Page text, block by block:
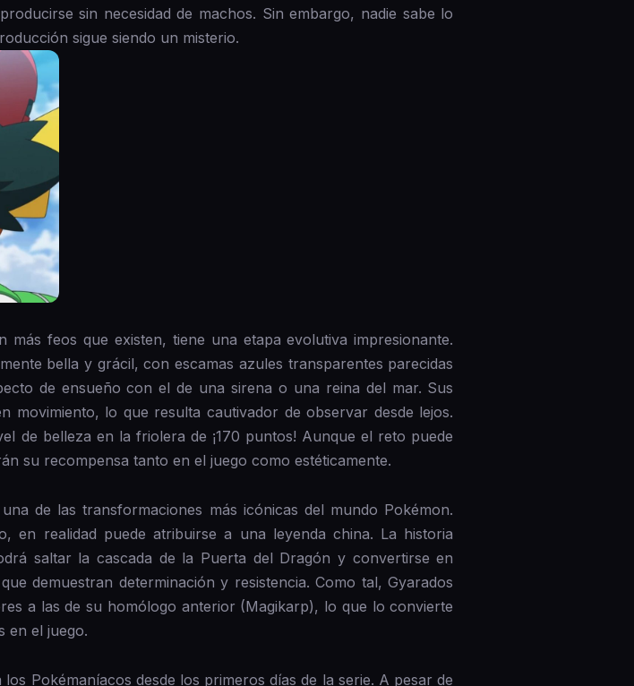
sin necesidad de machos. Sin embargo, nadie sabe lo
sigue siendo un misterio.
feos que existen, tiene una etapa evolutiva impresionante.
bella y grácil, con escamas azules transparentes parecidas
de ensueño con el de una sirena o una reina del mar. Sus
movimiento, lo que resulta cautivador de observar desde lejos.
de belleza en la friolera de ¡170 puntos! Aunque el reto puede
su recompensa tanto en el juego como estéticamente.
de las transformaciones más icónicas del mundo Pokémon.
en realidad puede atribuirse a una leyenda china. La historia
saltar la cascada de la Puerta del Dragón y convertirse en
demuestran determinación y resistencia. Como tal, Gyarados
a las de su homólogo anterior (Magikarp), lo que lo convierte
en el juego.
Pokémaníacos desde los primeros días de la serie. A pesar de